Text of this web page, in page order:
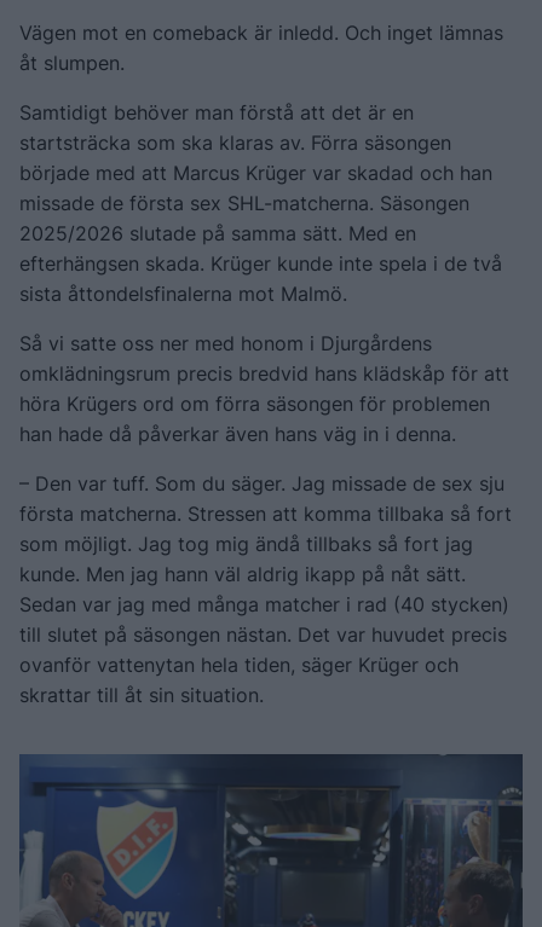
Vägen mot en comeback är inledd. Och inget lämnas
åt slumpen.
Samtidigt behöver man förstå att det är en
startsträcka som ska klaras av. Förra säsongen
började med att Marcus Krüger var skadad och han
missade de första sex SHL-matcherna. Säsongen
2025/2026 slutade på samma sätt. Med en
efterhängsen skada. Krüger kunde inte spela i de två
sista åttondelsfinalerna mot Malmö.
Så vi satte oss ner med honom i Djurgårdens
omklädningsrum precis bredvid hans klädskåp för att
höra Krügers ord om förra säsongen för problemen
han hade då påverkar även hans väg in i denna.
– Den var tuff. Som du säger. Jag missade de sex sju
första matcherna. Stressen att komma tillbaka så fort
som möjligt. Jag tog mig ändå tillbaks så fort jag
kunde. Men jag hann väl aldrig ikapp på nåt sätt.
Sedan var jag med många matcher i rad (40 stycken)
till slutet på säsongen nästan. Det var huvudet precis
ovanför vattenytan hela tiden, säger Krüger och
skrattar till åt sin situation.